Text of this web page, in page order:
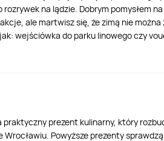
na lądzie. Dobrym pomysłem
ale martwisz się, że zimą nie
wejściówka do parku linowego czy
prezent kulinarny, który
Powyższe prezenty